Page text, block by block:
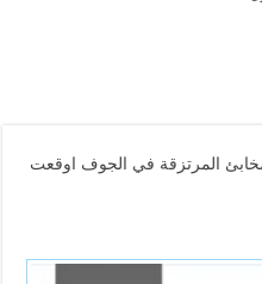
المرتزقة في الجوف اوقعت